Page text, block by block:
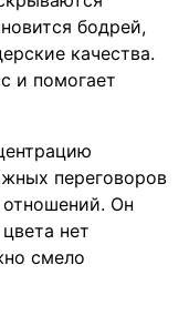
бодрей,
качества.
и помогает
переговоров
Он
нет
смело